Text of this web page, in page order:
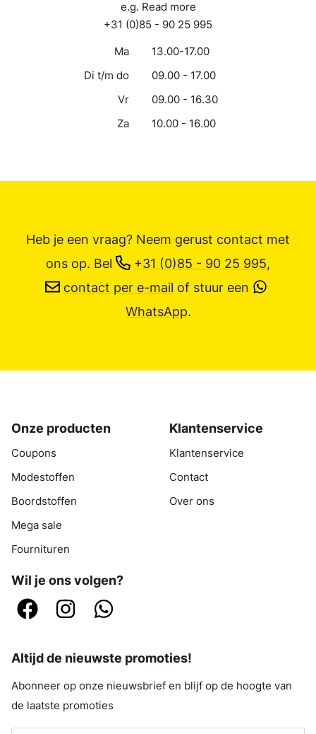
e.g. Read more
+31 (0)85 - 90 25 995
Ma
13.00-17.00
Di t/m do
09.00 - 17.00
Vr
09.00 - 16.30
Za
10.00 - 16.00
Heb je een vraag? Neem gerust contact met
ons op. Bel +31 (0)85 - 90 25 995,
contact per e-mail of stuur een
WhatsApp.
Onze producten
Coupons
Modestoffen
Boordstoffen
Mega sale
Fournituren
Klantenservice
Klantenservice
Contact
Over ons
Wil je ons volgen?
Altijd de nieuwste promoties!
Abonneer op onze nieuwsbrief en blijf op de hoogte van
de laatste promoties